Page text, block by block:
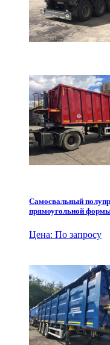
Самосвальный
прямоугольной
Цена: По запросу